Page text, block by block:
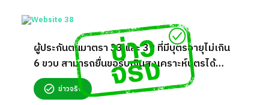
ผู้ประกันตนมาตรา 33 และ 39 ที่มีบุตรอายุไม่เกิน
6 ขวบ สามารถยื่นขอรับเงินสงเคราะห์บุตรได้
800 บาทต่อเดือน จริงหรือ?
ข่าวจริง